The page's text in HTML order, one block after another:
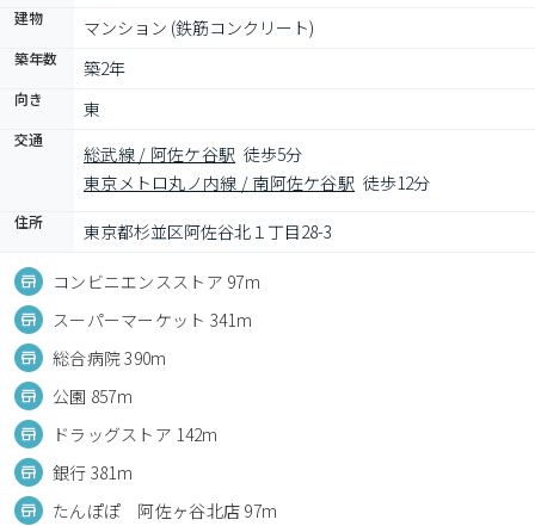
建物 マンション (鉄筋コンクリート)
築年数 築2年
向き 東
交通
総武線 / 阿佐ケ谷駅 徒歩5分
東京メトロ丸ノ内線 / 南阿佐ケ谷駅 徒歩12分
住所 東京都杉並区阿佐谷北１丁目28-3
コンビニエンスストア 97m
スーパーマーケット 341m
総合病院 390m
公園 857m
ドラッグストア 142m
銀行 381m
たんぽぽ 阿佐ヶ谷北店 97m